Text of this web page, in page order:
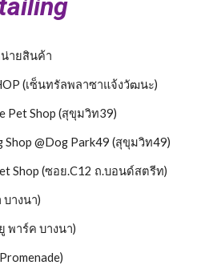
ายสินค้า
(เซ็นทรัลพลาซาแจ้งวัฒนะ)
Pet Shop (สุขุมวิท39)
Shop @Dog Park49 (สุขุมวิท49)
Shop (ซอย.C12 ถ.บอนด์สตรีท)
บางนา)
พาร์ค บางนา)